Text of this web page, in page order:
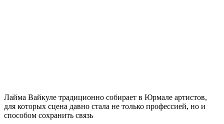
Лайма Вайкуле традиционно собирает в Юрмале артистов,
для которых сцена давно стала не только профессией, но и
способом сохранить связь